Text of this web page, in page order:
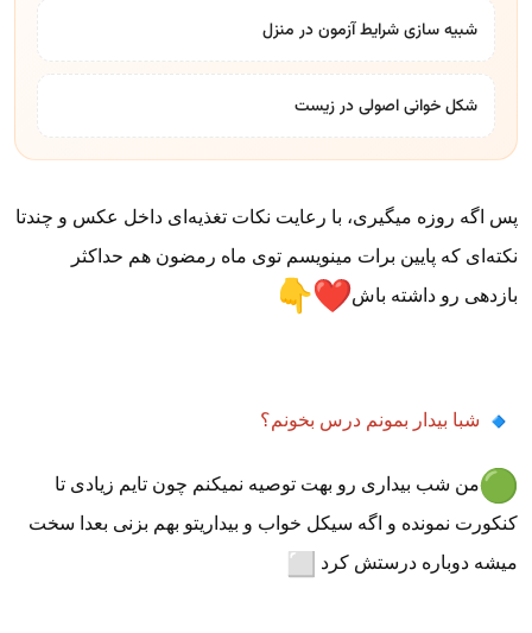
شبیه سازی شرایط آزمون در منزل
شکل خوانی اصولی در زیست
پس اگه روزه میگیری، با رعایت نکات تغذیه‌ای داخل عکس و چندتا
نکته‌ای که پایین برات مینویسم توی ماه رمضون هم حداکثر
بازدهی رو داشته باش
شبا بیدار بمونم درس بخونم؟
من شب بیداری رو بهت توصیه نمیکنم چون تایم زیادی تا
کنکورت نمونده و اگه سیکل خواب و بیداریتو بهم بزنی بعدا سخت
میشه دوباره درستش کرد